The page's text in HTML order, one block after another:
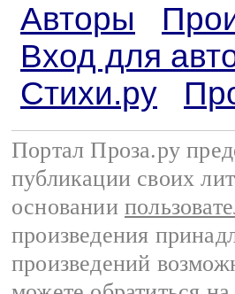
Авторы
Вход для
Стихи.ру
Портал Проза.ру
публикации своих
основании
произведения
произведений